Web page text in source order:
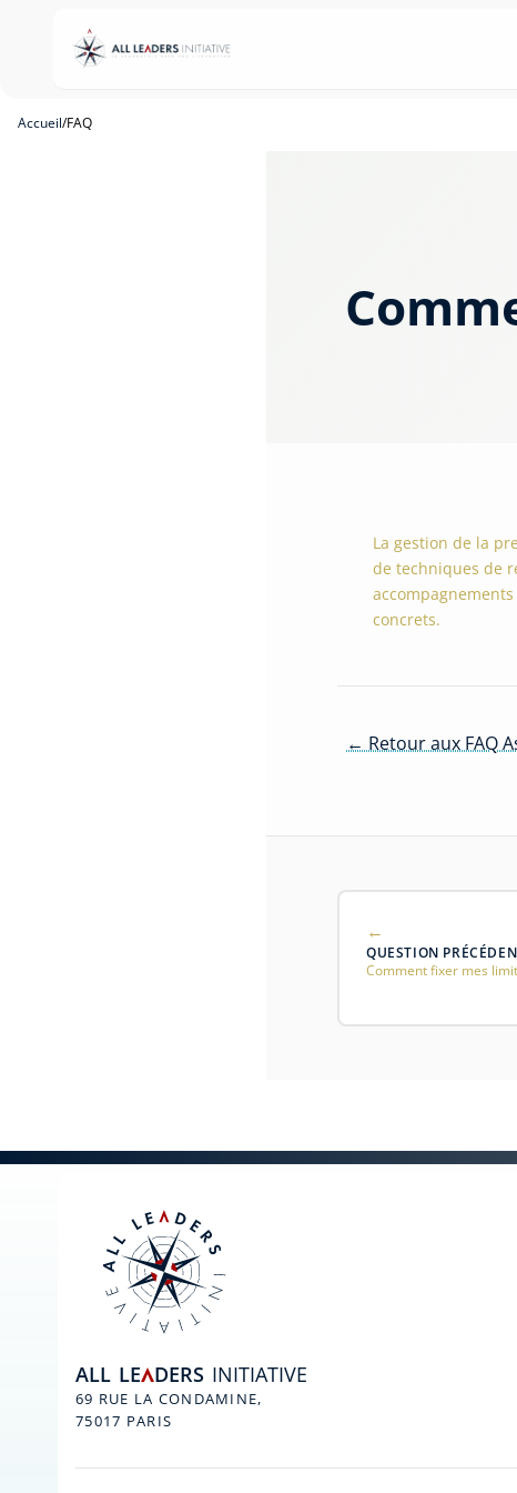
Accueil/FAQ
La gestion de la
de techniques de
concrets.
← Retour aux FAQ
QUESTION
Comment fixer mes
ALL LEADERS INITIATIVE
69 RUE LA CONDAMINE,
75017 PARIS